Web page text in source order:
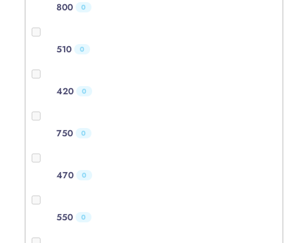
800 0
510 0
420 0
750 0
470 0
550 0